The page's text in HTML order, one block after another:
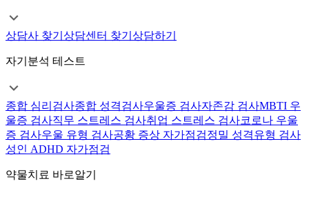
상담사 찾기 상담센터 찾기 상담하기
자기분석 테스트
종합 심리검사종합 성격검사우울증 검사자존감 검사MBTI 우
울증 검사직무 스트레스 검사취업 스트레스 검사코로나 우울
증 검사우울 유형 검사공황 증상 자가점검정밀 성격유형 검사
성인 ADHD 자가점검
약물치료 바로알기